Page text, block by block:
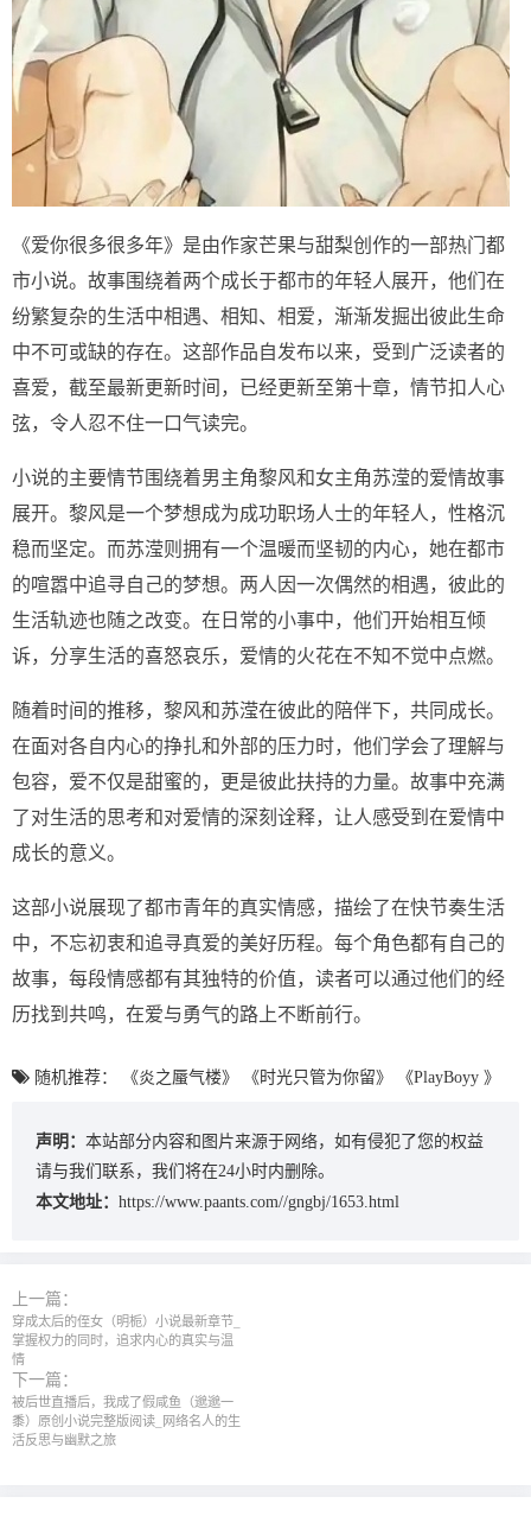
《爱你很多很多年》是由作家芒果与甜梨创作的一部热门都
市小说。故事围绕着两个成长于都市的年轻人展开，他们在
纷繁复杂的生活中相遇、相知、相爱，渐渐发掘出彼此生命
中不可或缺的存在。这部作品自发布以来，受到广泛读者的
喜爱，截至最新更新时间，已经更新至第十章，情节扣人心
弦，令人忍不住一口气读完。
小说的主要情节围绕着男主角黎风和女主角苏滢的爱情故事
展开。黎风是一个梦想成为成功职场人士的年轻人，性格沉
稳而坚定。而苏滢则拥有一个温暖而坚韧的内心，她在都市
的喧嚣中追寻自己的梦想。两人因一次偶然的相遇，彼此的
生活轨迹也随之改变。在日常的小事中，他们开始相互倾
诉，分享生活的喜怒哀乐，爱情的火花在不知不觉中点燃。
随着时间的推移，黎风和苏滢在彼此的陪伴下，共同成长。
在面对各自内心的挣扎和外部的压力时，他们学会了理解与
包容，爱不仅是甜蜜的，更是彼此扶持的力量。故事中充满
了对生活的思考和对爱情的深刻诠释，让人感受到在爱情中
成长的意义。
这部小说展现了都市青年的真实情感，描绘了在快节奏生活
中，不忘初衷和追寻真爱的美好历程。每个角色都有自己的
故事，每段情感都有其独特的价值，读者可以通过他们的经
历找到共鸣，在爱与勇气的路上不断前行。
随机推荐： 《炎之蜃气楼》 《时光只管为你留》 《PlayBoyy 》
声明： 本站部分内容和图片来源于网络，如有侵犯了您的权益
请与我们联系，我们将在24小时内删除。
本文地址： https://www.paants.com//gngbj/1653.html
上一篇：
穿成太后的侄女（明栀）小说最新章节_
掌握权力的同时，追求内心的真实与温
情
下一篇：
被后世直播后，我成了假咸鱼（邈邈一
黍）原创小说完整版阅读_网络名人的生
活反思与幽默之旅